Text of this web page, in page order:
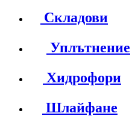
Складови
Уплътнение
Хидрофори
Шлайфане